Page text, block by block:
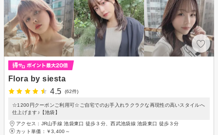
Flora by siesta
4.5
(62件)
☆1200円クーポンご利用可☆ご自宅でのお手入れラクラクな再現性の高いスタイルへ
仕上げます♪【池袋】
アクセス：JR山手線 池袋東口 徒歩３分、西武池袋線 池袋東口 徒歩３分
カット単価： ￥3,400～